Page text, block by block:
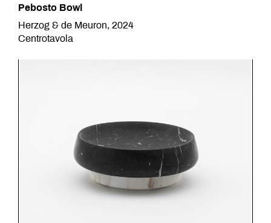
Pebosto Bowl
Herzog & de Meuron, 2024
Centrotavola